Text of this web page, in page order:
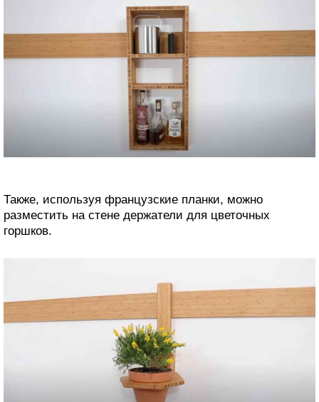
Также, используя французские планки, можно
разместить на стене держатели для цветочных
горшков.